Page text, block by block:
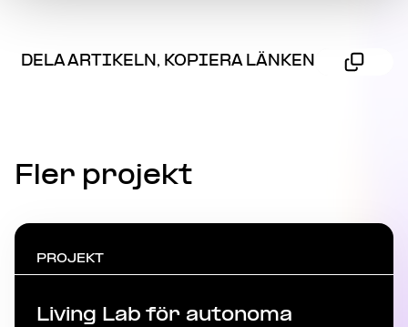
DELA ARTIKELN, KOPIERA LÄNKEN
Fler projekt
PROJEKT
Living Lab för autonoma